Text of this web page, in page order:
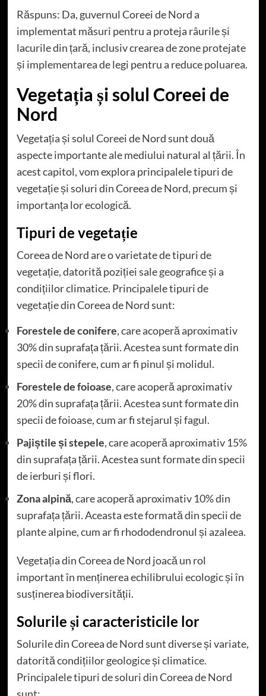
Răspuns: Da, guvernul Coreei de Nord a
implementat măsuri pentru a proteja râurile și
lacurile din țară, inclusiv crearea de zone protejate
și implementarea de legi pentru a reduce poluarea.
Vegetația și solul Coreei de
Nord
Vegetația și solul Coreei de Nord sunt două
aspecte importante ale mediului natural al țării. În
acest capitol, vom explora principalele tipuri de
vegetație și soluri din Coreea de Nord, precum și
importanța lor ecologică.
Tipuri de vegetație
Coreea de Nord are o varietate de tipuri de
vegetație, datorită poziției sale geografice și a
condițiilor climatice. Principalele tipuri de
vegetație din Coreea de Nord sunt:
Forestele de conifere, care acoperă aproximativ
30% din suprafața țării. Acestea sunt formate din
specii de conifere, cum ar fi pinul și molidul.
Forestele de foioase, care acoperă aproximativ
20% din suprafața țării. Acestea sunt formate din
specii de foioase, cum ar fi stejarul și fagul.
Pajiștile și stepele, care acoperă aproximativ 15%
din suprafața țării. Acestea sunt formate din specii
de ierburi și flori.
Zona alpină, care acoperă aproximativ 10% din
suprafața țării. Aceasta este formată din specii de
plante alpine, cum ar fi rhododendronul și azaleea.
Vegetația din Coreea de Nord joacă un rol
important în menținerea echilibrului ecologic și în
susținerea biodiversității.
Solurile și caracteristicile lor
Solurile din Coreea de Nord sunt diverse și variate,
datorită condițiilor geologice și climatice.
Principalele tipuri de soluri din Coreea de Nord